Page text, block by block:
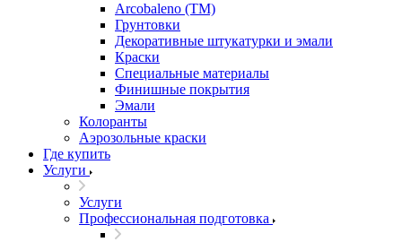
Arcobaleno (ТМ)
Грунтовки
Декоративные штукатурки и эмали
Краски
Специальные материалы
Финишные покрытия
Эмали
Колоранты
Аэрозольные краски
Где купить
Услуги
Услуги
Профессиональная подготовка